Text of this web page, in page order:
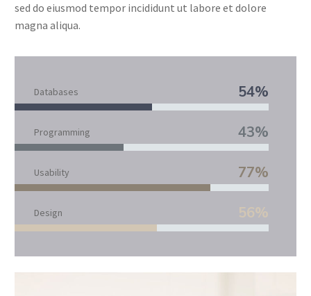
sed do eiusmod tempor incididunt ut labore et dolore
magna aliqua.
Databases 54%
Programming 43%
Usability 77%
Design 56%